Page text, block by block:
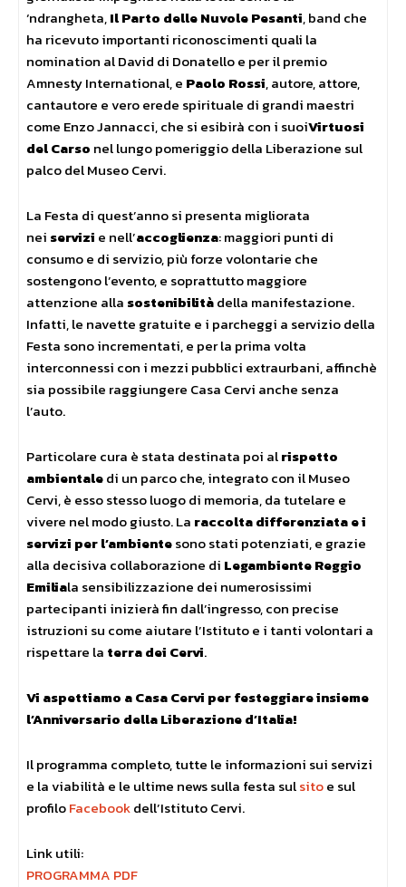
‘ndrangheta,Il Parto delle Nuvole Pesanti, band che
ha ricevuto importanti riconoscimenti quali la
nomination al David di Donatello e per il premio
Amnesty International, e Paolo Rossi, autore, attore,
cantautore e vero erede spirituale di grandi maestri
come Enzo Jannacci, che si esibirà con i suoiVirtuosi
del Carso nel lungo pomeriggio della Liberazione sul
palco del Museo Cervi.
La Festa di quest’anno si presenta migliorata
nei servizi e nell’accoglienza: maggiori punti di
consumo e di servizio, più forze volontarie che
sostengono l’evento, e soprattutto maggiore
attenzione alla sostenibilitàdella manifestazione.
Infatti, le navette gratuite e i parcheggi a servizio della
Festa sono incrementati, e per la prima volta
interconnessi con i mezzi pubblici extraurbani, affinchè
sia possibile raggiungere Casa Cervi anche senza
l’auto.
Particolare cura è stata destinata poi alrispetto
ambientaledi un parco che, integrato con il Museo
Cervi, è esso stesso luogo di memoria, da tutelare e
vivere nel modo giusto. La raccolta differenziata e i
servizi per l’ambientesono stati potenziati, e grazie
alla decisiva collaborazione di Legambiente Reggio
Emiliala sensibilizzazione dei numerosissimi
partecipanti inizierà fin dall’ingresso, con precise
istruzioni su come aiutare l’Istituto e i tanti volontari a
rispettare la terra dei Cervi.
Vi aspettiamo a Casa Cervi per festeggiare insieme
l’Anniversario della Liberazione d’Italia!
Il programma completo, tutte le informazioni sui servizi
e la viabilità e le ultime news sulla festa sulsitoe sul
profiloFacebookdell’Istituto Cervi.
Link utili:
PROGRAMMA PDF